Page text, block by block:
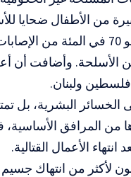
من الأطفال ضحايا
في المناطق المأهولة بالسكان، موضحة أن
هذا النوع من الأسلحة.
فلسطين ولبنان.
البشرية، بل
من المرافق
الأعمال القتالية.
لأكثر من انتهاك